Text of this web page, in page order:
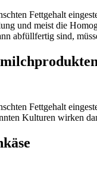
Fettgehalt
und meist die
abfüllfertig sind,
Fettgehalt
Kulturen wirken